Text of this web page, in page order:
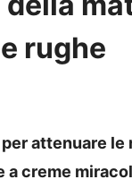
rughe
attenuare le
a creme